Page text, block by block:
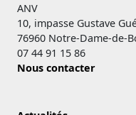
ANV
10, impasse Gustave
76960 Notre-Dame-de-
07 44 91 15 86
Nous contacter